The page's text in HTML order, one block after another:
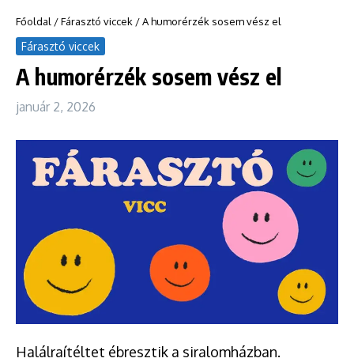
Főoldal /Fárasztó viccek /A humorérzék sosem vész el
Fárasztó viccek
A humorérzék sosem vész el
január 2, 2026
Halálraítéltet ébresztik a siralomházban.